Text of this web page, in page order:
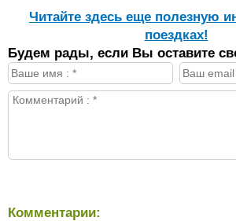
Читайте здесь еще полезную
поездках!
Будем рады, если Вы оставите
Комментарии: